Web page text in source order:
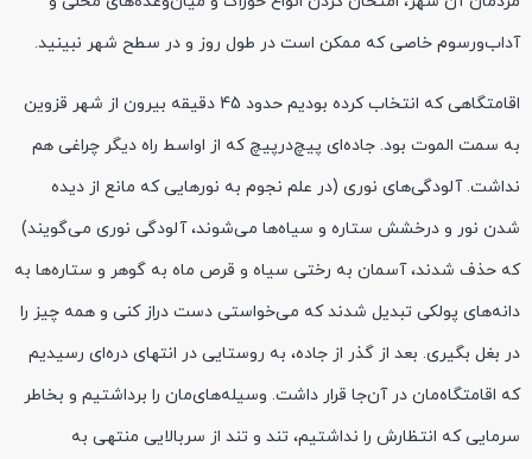
آداب‌و‌رسوم خاصی که ممکن است در طول روز و در سطح شهر نبینید.
اقامتگاهی که انتخاب کرده بودیم حدود 45 دقیقه بیرون از شهر قزوین
به سمت الموت بود. جاده‌ای پیچ‌در‌پیچ که از اواسط راه دیگر چراغی هم
نداشت. آلودگی‌های نوری (در علم نجوم به نورهایی که مانع از دیده
شدن نور و درخشش ستاره و سیاه‌ها می‌شوند، آلودگی نوری می‌گویند)
که حذف شدند، آسمان به رختی سیاه و قرص ماه به گوهر و ستاره‌ها به
دانه‌های پولکی تبدیل شدند که می‌خواستی دست دراز کنی و همه چیز را
در بغل بگیری. بعد از گذر از جاده، به روستایی در انتهای دره‌ای رسیدیم
که اقامتگاه‌مان در آن‌جا قرار داشت. وسیله‌های‌مان را برداشتیم و بخاطر
سرمایی که انتظارش را نداشتیم، تند و تند از سربالایی منتهی به